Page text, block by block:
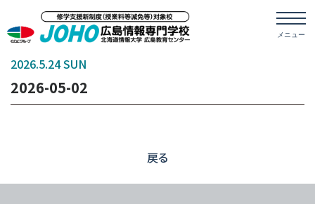
2026.5.24 SUN
2026-05-02
戻る